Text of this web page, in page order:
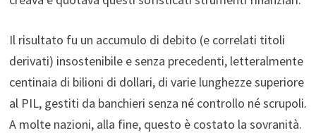
Il risultato fu un accumulo di debito (e correlati titoli
derivati) insostenibile e senza precedenti, letteralmente
centinaia di bilioni di dollari, di varie lunghezze superiore
al PIL, gestiti da banchieri senza né controllo né scrupoli.
A molte nazioni, alla fine, questo è costato la sovranità.